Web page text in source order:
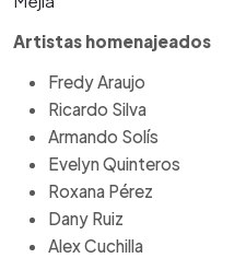
Artistas homenajeados
Fredy Araujo
Ricardo Silva
Armando Solís
Evelyn Quinteros
Roxana Pérez
Dany Ruiz
Alex Cuchilla